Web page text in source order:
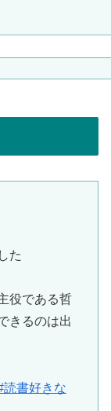
た
役である哲
きるのは出
読書好きな